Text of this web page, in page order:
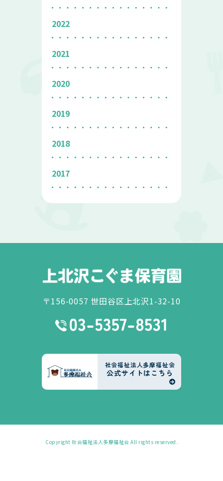
2022
2021
2020
2019
2018
2017
〒156-0057 世田谷区上北沢1-32-10
社会福祉法人多摩福祉会
公式サイトはこちら
Copyright 社会福祉法人多摩福祉会 All rights reserved.